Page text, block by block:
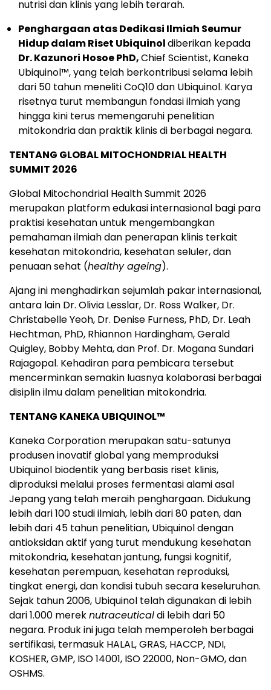
nutrisi dan klinis yang lebih terarah.
Penghargaan atas Dedikasi Ilmiah Seumur
Hidup dalam Riset Ubiquinoldiberikan kepada
Dr. Kazunori Hosoe PhD,Chief Scientist, Kaneka
Ubiquinol™, yang telah berkontribusi selama lebih
dari 50 tahun meneliti CoQ10 dan Ubiquinol. Karya
risetnya turut membangun fondasi ilmiah yang
hingga kini terus memengaruhi penelitian
mitokondria dan praktik klinis di berbagai negara.
TENTANG GLOBAL MITOCHONDRIAL HEALTH
SUMMIT 2026
Global Mitochondrial Health Summit 2026
merupakan platform edukasi internasional bagi para
praktisi kesehatan untuk mengembangkan
pemahaman ilmiah dan penerapan klinis terkait
kesehatan mitokondria, kesehatan seluler, dan
penuaan sehat (healthy ageing).
Ajang ini menghadirkan sejumlah pakar internasional,
antara lain Dr. Olivia Lesslar, Dr. Ross Walker, Dr.
Christabelle Yeoh, Dr. Denise Furness, PhD, Dr. Leah
Hechtman, PhD, Rhiannon Hardingham, Gerald
Quigley, Bobby Mehta, dan Prof. Dr. Mogana Sundari
Rajagopal. Kehadiran para pembicara tersebut
mencerminkan semakin luasnya kolaborasi berbagai
disiplin ilmu dalam penelitian mitokondria.
TENTANG KANEKA UBIQUINOL™
Kaneka Corporation merupakan satu-satunya
produsen inovatif global yang memproduksi
Ubiquinol biodentik yang berbasis riset klinis,
diproduksi melalui proses fermentasi alami asal
Jepang yang telah meraih penghargaan. Didukung
lebih dari 100 studi ilmiah, lebih dari 80 paten, dan
lebih dari 45 tahun penelitian, Ubiquinol dengan
antioksidan aktif yang turut mendukung kesehatan
mitokondria, kesehatan jantung, fungsi kognitif,
kesehatan perempuan, kesehatan reproduksi,
tingkat energi, dan kondisi tubuh secara keseluruhan.
Sejak tahun 2006, Ubiquinol telah digunakan di lebih
dari 1.000 mereknutraceuticaldi lebih dari 50
negara. Produk ini juga telah memperoleh berbagai
sertifikasi, termasuk HALAL, GRAS, HACCP, NDI,
KOSHER, GMP, ISO 14001, ISO 22000, Non-GMO, dan
OSHMS.